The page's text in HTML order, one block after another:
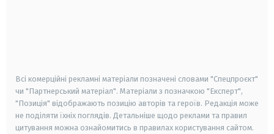
Всі комерційні рекламні матеріали позначені словами "Спецпроєкт"
чи "Партнерський матеріал". Матеріали з позначкою "Експерт",
"Позиція" відображають позицію авторів та героїв. Редакція може
не поділяти їхніх поглядів. Детальніше щодо реклами та правил
цитування можна ознайомитись в правилах користування сайтом.